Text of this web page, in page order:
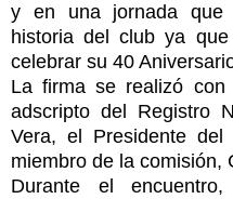
y en una jornada que
historia del club ya
celebrar su 40
La firma se realizó con
adscripto del Registro
Vera, el Presidente
miembro de la comisión,
Durante el